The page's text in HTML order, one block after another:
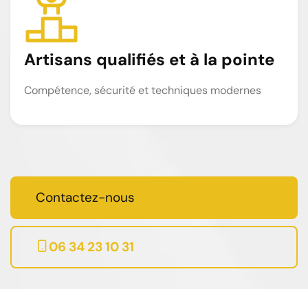
Artisans qualifiés et à la pointe
Compétence, sécurité et techniques modernes
Contactez-nous
06 34 23 10 31